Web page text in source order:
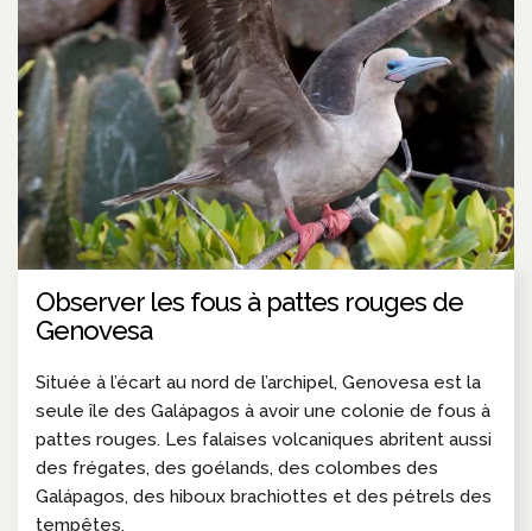
Observer les fous à pattes rouges de
Genovesa
Située à l’écart au nord de l’archipel, Genovesa est la
seule île des Galápagos à avoir une colonie de fous à
pattes rouges. Les falaises volcaniques abritent aussi
des frégates, des goélands, des colombes des
Galápagos, des hiboux brachiottes et des pétrels des
tempêtes.